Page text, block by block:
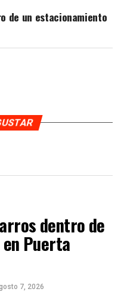
de un estacionamiento
dentro de
Puerta
7, 2026